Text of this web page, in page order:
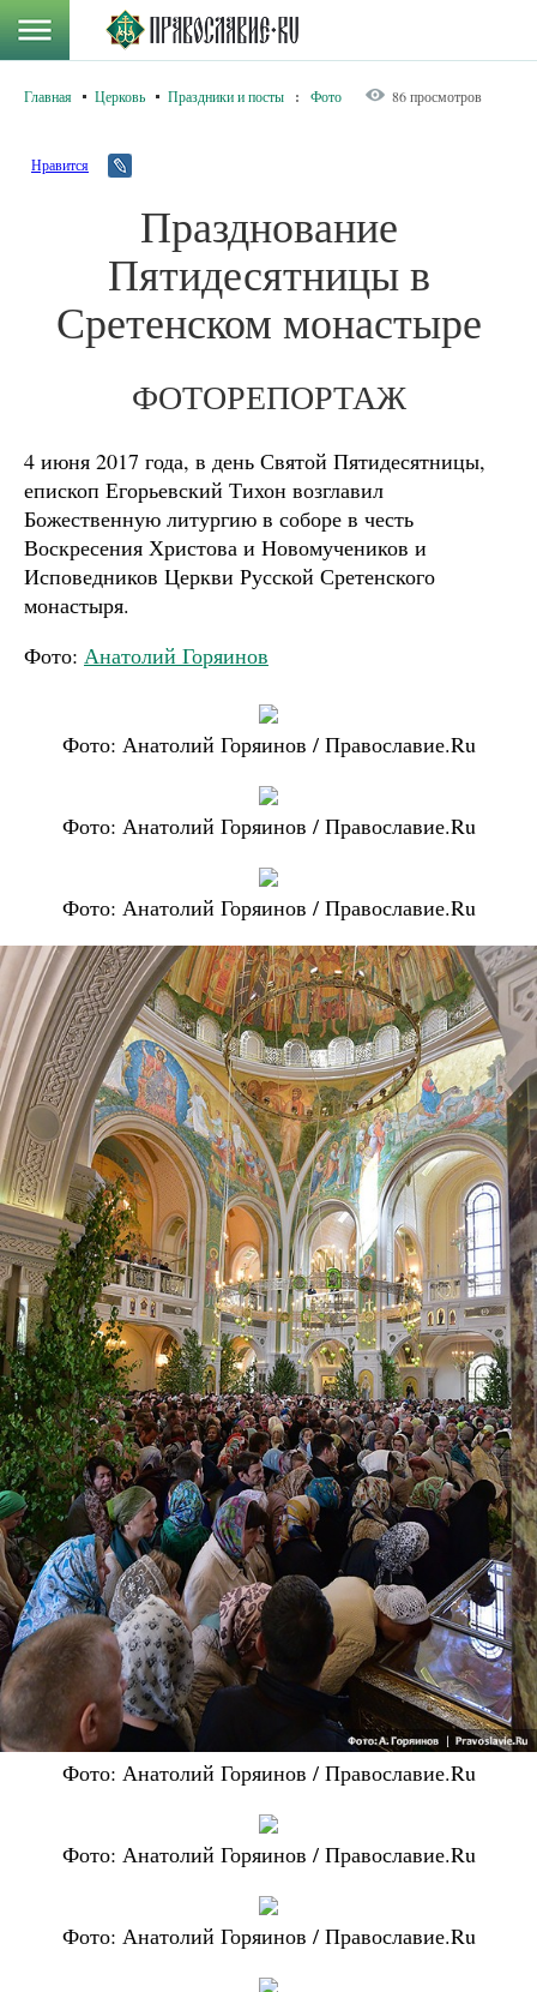
Главная Церковь Праздники и посты : Фото 86 просмотров
Нравится
Празднование
Пятидесятницы в
Сретенском монастыре
ФОТОРЕПОРТАЖ
4 июня 2017 года, в день Святой Пятидесятницы,
епископ Егорьевский Тихон возглавил
Божественную литургию в соборе в честь
Воскресения Христова и Новомучеников и
Исповедников Церкви Русской Сретенского
монастыря.
Фото: Анатолий Горяинов
Фото: Анатолий Горяинов / Православие.Ru
Фото: Анатолий Горяинов / Православие.Ru
Фото: Анатолий Горяинов / Православие.Ru
Фото: Анатолий Горяинов / Православие.Ru
Фото: Анатолий Горяинов / Православие.Ru
Фото: Анатолий Горяинов / Православие.Ru